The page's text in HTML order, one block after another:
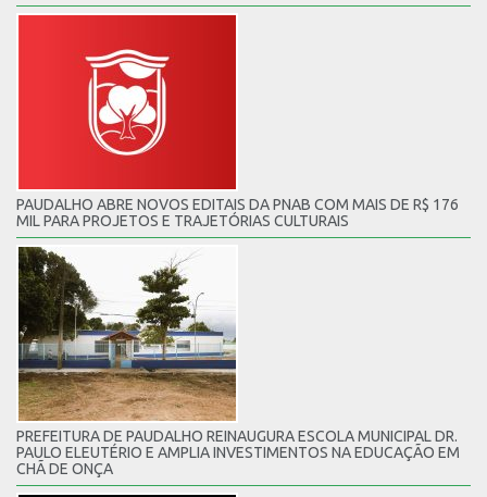
PAUDALHO ABRE NOVOS EDITAIS DA PNAB COM MAIS DE R$ 176
MIL PARA PROJETOS E TRAJETÓRIAS CULTURAIS
PREFEITURA DE PAUDALHO REINAUGURA ESCOLA MUNICIPAL DR.
PAULO ELEUTÉRIO E AMPLIA INVESTIMENTOS NA EDUCAÇÃO EM
CHÃ DE ONÇA